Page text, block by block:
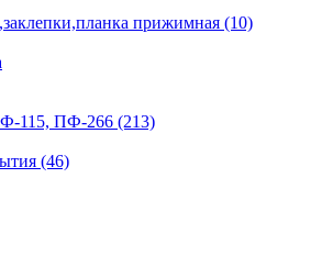
прижимная (10)
115, ПФ-266 (213)
(46)